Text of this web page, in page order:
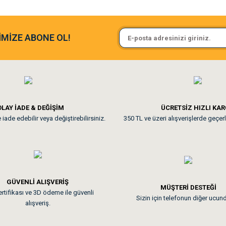
ve paketlemesine bayıldım
Sa**** On******
Pamuk için aradığım tüm
Uygun fiyatta olması iyi.
gün elime ulaştı. Jack russell köpeğim severek yedi. Tüy
ABONE OL!
İADE & DEĞİŞİM
iade edebilir veya değiştirebilirsiniz.
ÜCRETSİZ HIZLI
350 TL ve üzeri alışverişlerde
GÜVENLİ ALIŞVERİŞ
ve 3D ödeme ile güvenli
alışveriş.
MÜŞTERİ DESTEĞİ
Sizin için telefonun diğer